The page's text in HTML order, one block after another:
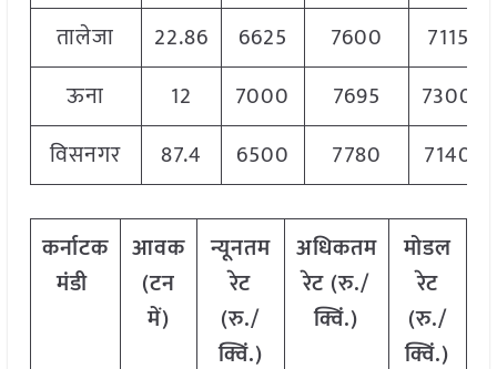
तालेजा
22.86 6625 7600
7115
ऊना
12 7000 7695
7300
विसनगर
87.4 6500 7780 7140
कर्नाटक
मंडी
आवक
(टन
में)
न्यूनतम
रेट
(रु./
क्विं.)
अधिकतम
रेट (रु./
क्विं.)
मोडल
रेट
(रु./
क्विं.)